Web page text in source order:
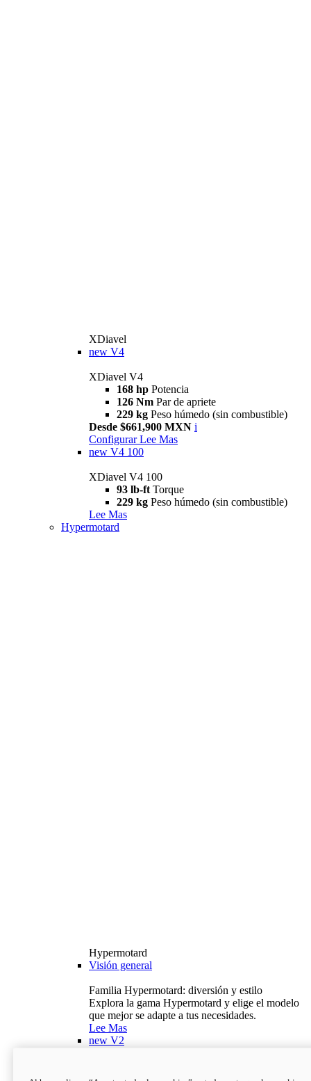
XDiavel
new V4
XDiavel V4
168 hp Potencia
126 Nm Par de apriete
229 kg Peso húmedo (sin combustible)
Desde $661,900 MXN i
Configurar Lee Mas
new V4 100
XDiavel V4 100
93 lb-ft Torque
229 kg Peso húmedo (sin combustible)
Lee Mas
Hypermotard
Hypermotard
Visión general
Familia Hypermotard: diversión y estilo
Explora la gama Hypermotard y elige el modelo
que mejor se adapte a tus necesidades.
Lee Mas
new V2
120,4 hp
Potencia